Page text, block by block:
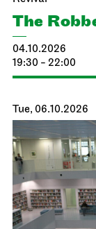
The
04.10.2026
19:30 - 22:00
Tue, 06.10.2026